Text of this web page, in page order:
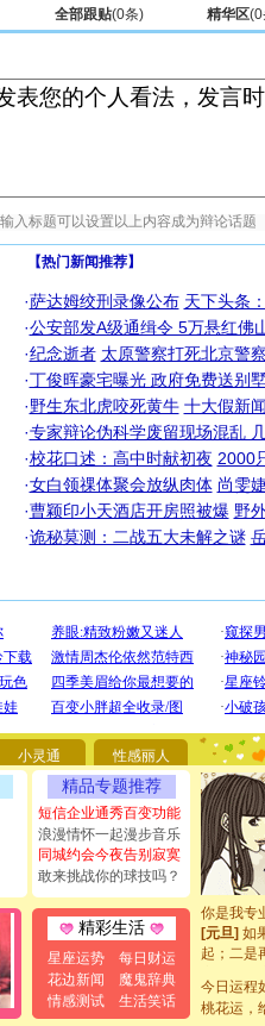
全部跟贴(0条) 精华区(0
【热门新闻推荐】
·萨达姆绞刑录像公布 天下头条
·公安部发A级通缉令 5万悬红佛
·纪念逝者 太原警察打死北京警
·丁俊晖豪宅曝光 政府免费送别
·野生东北虎咬死黄牛 十大假新
·专家辩论伪科学废留现场混乱
·校花口述：高中时献初夜 2000
·女白领祼体聚会放纵肉体 尚雯
·曹颖印小天酒店开房照被爆 野
·诡秘莫测：二战五大未解之谜
小灵通 性感丽人
精品专题推荐
短信企业通秀百变功能
浪漫情怀一起漫步音乐
同城约会今夜告别寂寞
敢来挑战你的球技吗？
精彩生活
星座运势
每日财运
花边新闻
魔鬼辞典
情感测试
生活笑话
[圣诞节]
要平安！
[圣诞节]
能正大光
都要快乐
[圣诞节]
如意,快
[元旦]看
断电。爱
你是我专
[元旦]如
起；二是
离。水晶
[元旦]当
泣，这痛
今日运程
桃花运，